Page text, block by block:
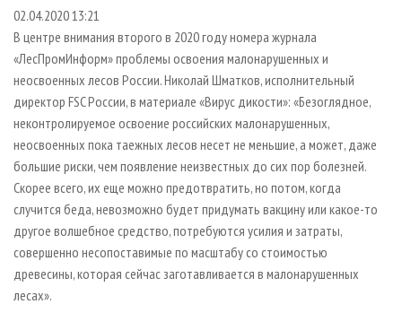
СУШКА ДРЕВЕСИНЫ
ПРОИЗВОДСТВО ДРЕВЕСНЫХ ПЛИТ
ДЕРЕВЯННОЕ ДОМОСТРОЕНИЕ
ПРОИЗВОДСТВО МЕБЕЛИ
БИОЭНЕРГЕТИКА
ЦБП
ИНСТРУМЕНТ И МАТЕРИАЛЫ
ПЕРСОНЫ
МОБИЛЬНЫЕ ВЫСТАВКИ
ОФИЦИАЛЬНЫЕ ДЕЛЕГАЦИИ
ПРИОРИТЕТНЫЕ ИНВЕСТПРОЕКТЫ
RUSSIAN FORESTRY REVIEW
ГАЗЕТА ЛЕСПРОМФОРУМ
БИБЛИОТЕКА СПЕЦИАЛИСТА
КОНТАКТЫ
РЕКЛАМА
РЕКЛАМА НА САЙТЕ
02.04.2020 13:21
В центре внимания второго в 2020 году номера журнала
«ЛесПромИнформ» проблемы освоения малонарушенных и
неосвоенных лесов России. Николай Шматков, исполнительный
директор FSC России, в материале «Вирус дикости»: «Безоглядное,
неконтролируемое освоение российских малонарушенных,
неосвоенных пока таежных лесов несет не меньшие, а может, даже
большие риски, чем появление неизвестных до сих пор болезней.
Скорее всего, их еще можно предотвратить, но потом, когда
случится беда, невозможно будет придумать вакцину или какое-то
другое волшебное средство, потребуются усилия и затраты,
совершенно несопоставимые по масштабу со стоимостью
древесины, которая сейчас заготавливается в малонарушенных
лесах».